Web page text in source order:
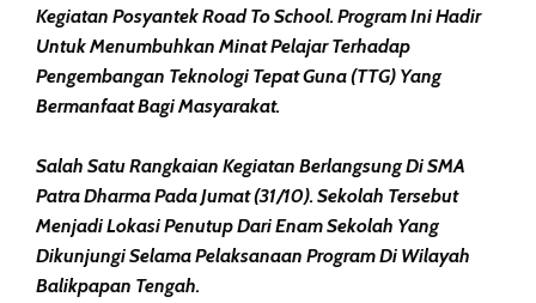
Kegiatan Posyantek Road To School. Program Ini Hadir
Untuk Menumbuhkan Minat Pelajar Terhadap
Pengembangan Teknologi Tepat Guna (TTG) Yang
Bermanfaat Bagi Masyarakat.
Salah Satu Rangkaian Kegiatan Berlangsung Di SMA
Patra Dharma Pada Jumat (31/10). Sekolah Tersebut
Menjadi Lokasi Penutup Dari Enam Sekolah Yang
Dikunjungi Selama Pelaksanaan Program Di Wilayah
Balikpapan Tengah.